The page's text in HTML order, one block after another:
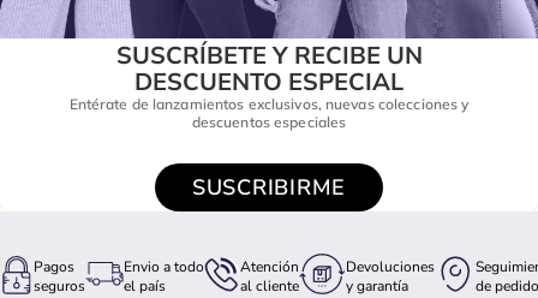
SUSCRÍBETE Y RECIBE UN
DESCUENTO ESPECIAL
Entérate de lanzamientos exclusivos, nuevas colecciones y
descuentos especiales
SUSCRIBIRME
Pagos
seguros
Envio a todo
el país
Atención
al cliente
Devoluciones
y garantía
de pedido